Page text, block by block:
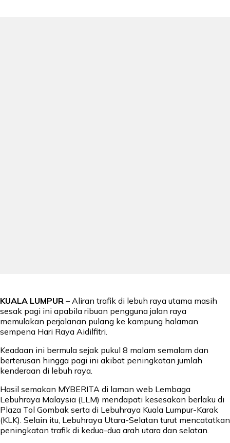
KUALA LUMPUR – Aliran trafik di lebuh raya utama masih
sesak pagi ini apabila ribuan pengguna jalan raya
memulakan perjalanan pulang ke kampung halaman
sempena Hari Raya Aidilfitri.
Keadaan ini bermula sejak pukul 8 malam semalam dan
berterusan hingga pagi ini akibat peningkatan jumlah
kenderaan di lebuh raya.
Hasil semakan MYBERITA di laman web Lembaga
Lebuhraya Malaysia (LLM) mendapati kesesakan berlaku di
Plaza Tol Gombak serta di Lebuhraya Kuala Lumpur-Karak
(KLK). Selain itu, Lebuhraya Utara-Selatan turut mencatatkan
peningkatan trafik di kedua-dua arah utara dan selatan.